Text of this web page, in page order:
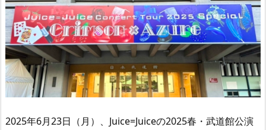
2025年6月23日（月）、Juice=Juiceの2025春・武道館公演